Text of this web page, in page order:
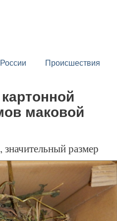
Происшествия
маковой
размер